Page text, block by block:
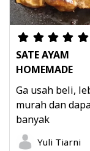
SATE AYAM
HOMEMADE
Ga usah beli,
murah dan
banyak
Yuli Tiarni